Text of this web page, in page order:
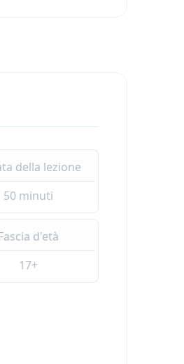
della lezione
50 minuti
d'età
17+